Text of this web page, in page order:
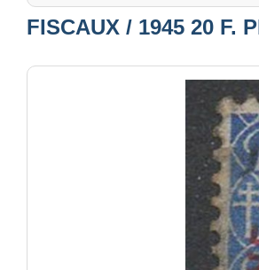
FISCAUX / 1945 20 F.